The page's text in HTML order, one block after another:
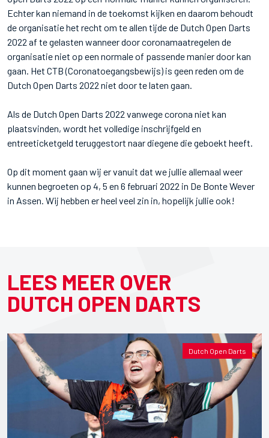
Echter kan niemand in de toekomst kijken en daarom behoudt
de organisatie het recht om te allen tijde de Dutch Open Darts
2022 af te gelasten wanneer door coronamaatregelen de
organisatie niet op een normale of passende manier door kan
gaan. Het CTB (Coronatoegangsbewijs) is geen reden om de
Dutch Open Darts 2022 niet door te laten gaan.
Als de Dutch Open Darts 2022 vanwege corona niet kan
plaatsvinden, wordt het volledige inschrijfgeld en
entreeticketgeld teruggestort naar diegene die geboekt heeft.
Op dit moment gaan wij er vanuit dat we jullie allemaal weer
kunnen begroeten op 4, 5 en 6 februari 2022 in De Bonte Wever
in Assen. Wij hebben er heel veel zin in, hopelijk jullie ook!
LEES MEER OVER
DUTCH OPEN DARTS
Dutch Open Darts